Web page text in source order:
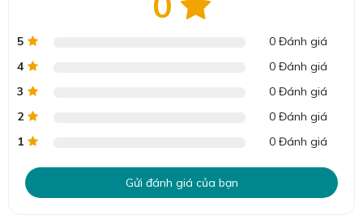
5
0 Đánh giá
4
0 Đánh giá
3
0 Đánh giá
2
0 Đánh giá
1
0 Đánh giá
Gửi đánh giá của bạn